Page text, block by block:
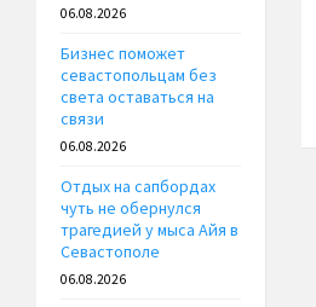
06.08.2026
Бизнес поможет
севастопольцам без
света оставаться на
связи
06.08.2026
Отдых на сапбордах
чуть не обернулся
трагедией у мыса Айя в
Севастополе
06.08.2026